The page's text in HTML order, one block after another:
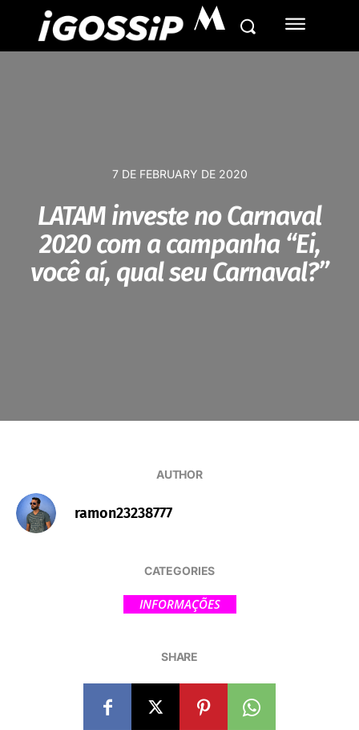
M
7 DE FEBRUARY DE 2020
LATAM investe no Carnaval
2020 com a campanha “Ei,
você aí, qual seu Carnaval?”
AUTHOR
ramon23238777
CATEGORIES
INFORMAÇÕES
SHARE